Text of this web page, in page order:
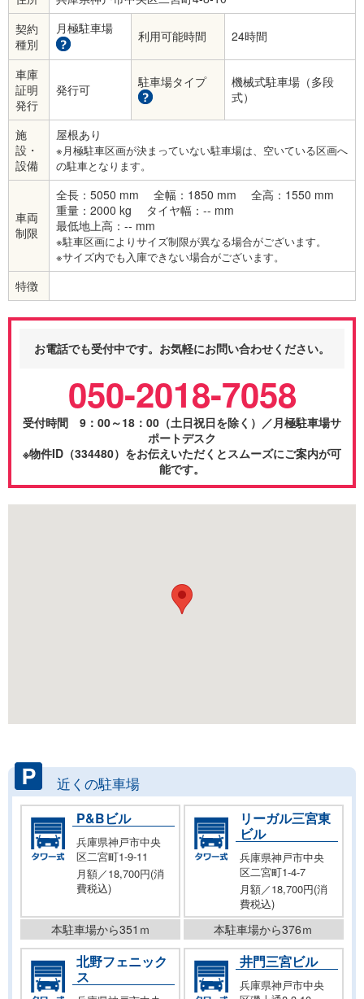
契約
種別
月極駐車場 利用可能時間 24時間
車庫
証明
発行
発行可 駐車場タイプ
機械式駐車場（多段
式）
施
設・
設備
屋根あり
※月極駐車区画が決まっていない駐車場は、空いている区画へ
の駐車となります。
車両
制限
全長：5050 mm 全幅：1850 mm
全高：1550 mm
重量：2000 kg
タイヤ幅：-- mm
最低地上高：-- mm
※駐車区画によりサイズ制限が異なる場合がございます。
※サイズ内でも入庫できない場合がございます。
特徴
お電話でも受付中です。お気軽にお問い合わせください。
050-2018-7058
受付時間 9：00～18：00（土日祝日を除く）／月極駐車場サ
ポートデスク
※物件ID（334480）をお伝えいただくとスムーズにご案内が可
能です。
近くの駐車場
P&Bビル
兵庫県神戸市中央
区二宮町1-9-11
月額／18,700円(消
費税込)
本駐車場から351ｍ
リーガル三宮東
ビル
兵庫県神戸市中央
区二宮町1-4-7
月額／18,700円(消
費税込)
本駐車場から376ｍ
北野フェニック
ス
井門三宮ビル
兵庫県神戸市中央